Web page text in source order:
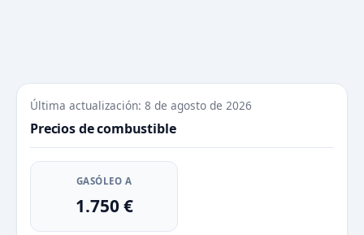
Última actualización: 8 de agosto de 2026
Precios de combustible
GASÓLEO A
1.750 €